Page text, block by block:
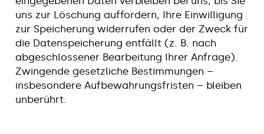
uns zur Löschung auffordern, Ihre Einwilligung
zur Speicherung widerrufen oder der Zweck für
die Datenspeicherung entfällt (z. B. nach
abgeschlossener Bearbeitung Ihrer Anfrage).
Zwingende gesetzliche Bestimmungen –
insbesondere Aufbewahrungsfristen – bleiben
unberührt.